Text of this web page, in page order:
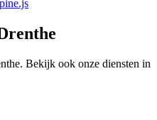
Bekijk ook onze diensten in